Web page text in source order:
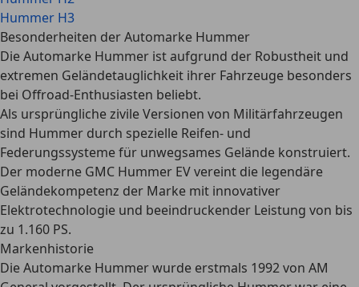
Hummer H3
Besonderheiten der Automarke Hummer
Die Automarke Hummer ist aufgrund der Robustheit und
extremen Geländetauglichkeit ihrer Fahrzeuge besonders
bei Offroad-Enthusiasten beliebt.
Als ursprüngliche zivile Versionen von Militärfahrzeugen
sind Hummer durch spezielle Reifen- und
Federungssysteme für unwegsames Gelände konstruiert.
Der moderne GMC Hummer EV vereint die legendäre
Geländekompetenz der Marke mit innovativer
Elektrotechnologie und beeindruckender Leistung von bis
zu 1.160 PS.
Markenhistorie
Die Automarke Hummer wurde erstmals 1992 von AM